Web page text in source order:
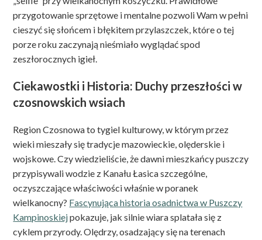
przygotowanie sprzętowe i mentalne pozwoli Wam w pełni
cieszyć się słońcem i błękitem przylaszczek, które o tej
porze roku zaczynają nieśmiało wyglądać spod
zeszłorocznych igieł.
Ciekawostki i Historia: Duchy przeszłości w
czosnowskich wsiach
Region Czosnowa to tygiel kulturowy, w którym przez
wieki mieszały się tradycje mazowieckie, olęderskie i
wojskowe. Czy wiedzieliście, że dawni mieszkańcy puszczy
przypisywali wodzie z Kanału Łasica szczególne,
oczyszczające właściwości właśnie w poranek
wielkanocny? Fascynująca historia osadnictwa w Puszczy
Kampinoskiejpokazuje, jak silnie wiara splatała się z
cyklem przyrody. Olędrzy, osadzający się na terenach